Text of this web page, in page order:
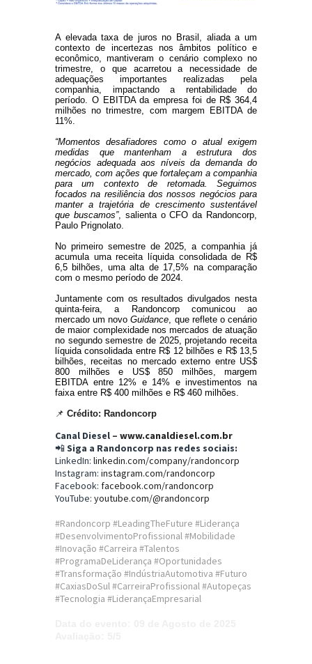
A elevada taxa de juros no Brasil, aliada a um
contexto de incertezas nos âmbitos político e
econômico, mantiveram o cenário complexo no
trimestre, o que acarretou a necessidade de
adequações importantes realizadas pela
companhia, impactando a rentabilidade do
período. O EBITDA da empresa foi de R$ 364,4
milhões no trimestre, com margem EBITDA de
11%.
“Momentos desafiadores como o atual exigem
medidas que mantenham a estrutura dos
negócios adequada aos níveis da demanda do
mercado, com ações que fortaleçam a companhia
para um contexto de retomada. Seguimos
focados na resiliência dos nossos negócios para
manter a trajetória de crescimento sustentável
que buscamos”, salienta o CFO da Randoncorp,
Paulo Prignolato.
No primeiro semestre de 2025, a companhia já
acumula uma receita líquida consolidada de R$
6,5 bilhões, uma alta de 17,5% na comparação
com o mesmo período de 2024.
Juntamente com os resultados divulgados nesta
quinta-feira, a Randoncorp comunicou ao
mercado um novoGuidance, que reflete o cenário
de maior complexidade nos mercados de atuação
no segundo semestre de 2025, projetando receita
líquida consolidada entre R$ 12 bilhões e R$ 13,5
bilhões, receitas no mercado externo entre US$
800 milhões e US$ 850 milhões, margem
EBITDA entre 12% e 14% e investimentos na
faixa entre R$ 400 milhões e R$ 460 milhões.
📌 Crédito: Randoncorp
Canal Diesel – www.canaldiesel.com.br
📲Siga a Randoncorp nas redes sociais:
LinkedIn: linkedin.com/company/randoncorp
Instagram: instagram.com/randoncorp
Facebook: facebook.com/randoncorp
YouTube: youtube.com/@randoncorp
#Randoncorp #LeadingTheFuture #Liderança
#DesenvolvimentoProfissional #Mobilidade
#Inovação #Carreira #Talentos
#ProgramaDeLiderança #Oportunidades
#Transformação #IndústriaAutomotiva #Futuro
#CaxiasDoSul #CarreiraProfissional #Autopeças
#Tecnologia #LiderançaEmpresarial